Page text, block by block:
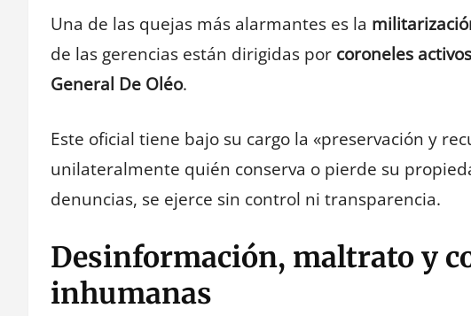
Una de las quejas más alarmantes es la
de las gerencias están dirigidas por coroneles activos
General De Oléo.
Este oficial tiene bajo su cargo la «preservación y
unilateralmente quién conserva o pierde su
denuncias, se ejerce sin control ni transparencia.
Desinformación, maltrato y
inhumanas